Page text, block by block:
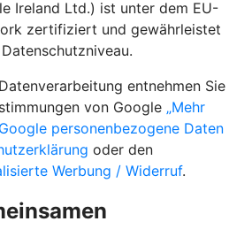
Ireland Ltd.) ist unter dem EU-
zertifiziert und gewährleistet
entnehmen Sie
von Google „Mehr
personenbezogene Daten
oder den
Werbung / Widerruf.